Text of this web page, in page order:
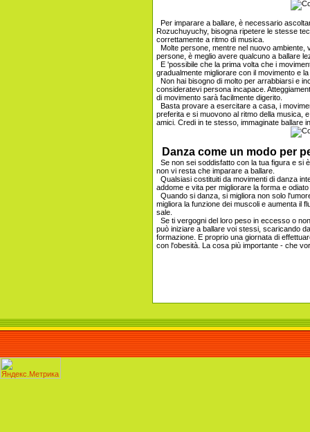
Per imparare a ballare, è necessario
Rozuchuyuchy, bisogna ripetere le stesse
correttamente a ritmo di musica.
Molte persone, mentre nel nuovo
persone, è meglio avere qualcuno a ballare
E 'possibile che la prima volta che i
gradualmente migliorare con il movimento e
Non hai bisogno di molto per arrabbiarsi e
consideratevi persona incapace.
di movimento sarà facilmente digerito.
Basta provare a esercitare a casa, i
preferita e si muovono al ritmo della musica,
amici. Credi in te stesso, immaginate ballare
Danza come un modo per
Se non sei soddisfatto con la tua figura e si
non vi resta che imparare a ballare.
Qualsiasi costituiti da movimenti di danza
addome e vita per migliorare la forma e
Quando si danza, si migliora non solo
migliora la funzione dei muscoli e aumenta il
sale.
Se ti vergogni del loro peso in eccesso o
può iniziare a ballare voi stessi, scaricando
formazione. E proprio una giornata di
con l'obesità. La cosa più importante - che